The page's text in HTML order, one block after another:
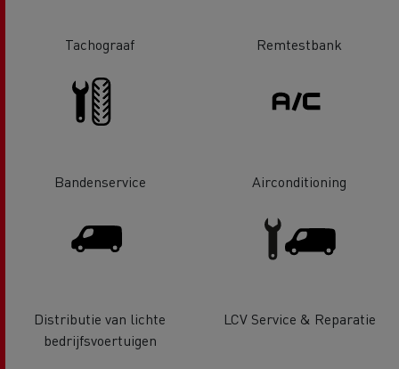
Tachograaf Remtestbank
Bandenservice Airconditioning
Distributie van lichte
bedrijfsvoertuigen
LCV Service & Reparatie